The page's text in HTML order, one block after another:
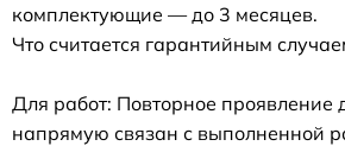
комплектующие — до 3 месяцев.
Что считается гарантийным
Для работ: Повторное проявление
напрямую связан с выполненной